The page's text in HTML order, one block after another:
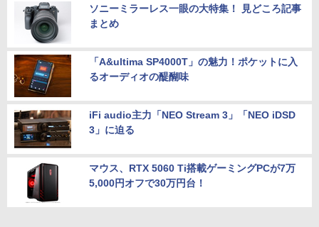
ソニーミラーレス一眼の大特集！ 見どころ記事
まとめ
「A&ultima SP4000T」の魅力！ポケットに入
るオーディオの醍醐味
iFi audio主力「NEO Stream 3」「NEO iDSD
3」に迫る
マウス、RTX 5060 Ti搭載ゲーミングPCが7万
5,000円オフで30万円台！